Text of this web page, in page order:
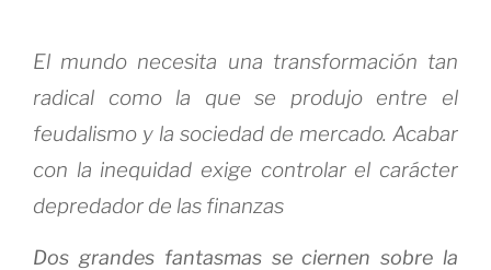
El mundo necesita una transformación tan
radical como la que se produjo entre el
feudalismo y la sociedad de mercado. Acabar
con la inequidad exige controlar el carácter
depredador de las finanzas
Dos grandes fantasmas se ciernen sobre la